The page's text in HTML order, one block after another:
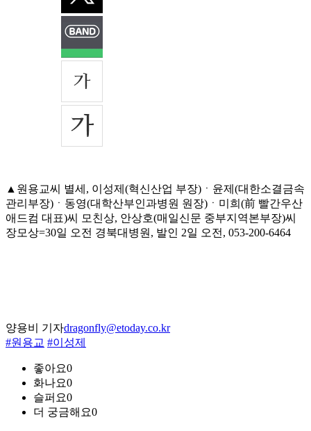
▲원용교씨 별세, 이성제(혁신산업 부장)ㆍ윤제(대한소결금속
관리부장)ㆍ동영(대학산부인과병원 원장)ㆍ미희(前 빨간우산
애드컴 대표)씨 모친상, 안상호(매일신문 중부지역본부장)씨
장모상=30일 오전 경북대병원, 발인 2일 오전, 053-200-6464
양용비 기자dragonfly@etoday.co.kr
#원용교 #이성제
좋아요0
화나요0
슬퍼요0
더 궁금해요0